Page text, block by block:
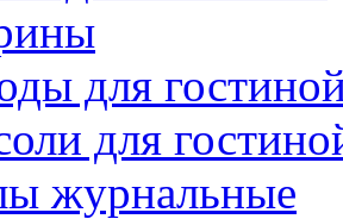
для
для
журнальные